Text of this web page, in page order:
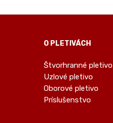
O PLETIVÁCH
Štvorhranné pletivo
Uzlové pletivo
Oborové pletivo
Príslušenstvo